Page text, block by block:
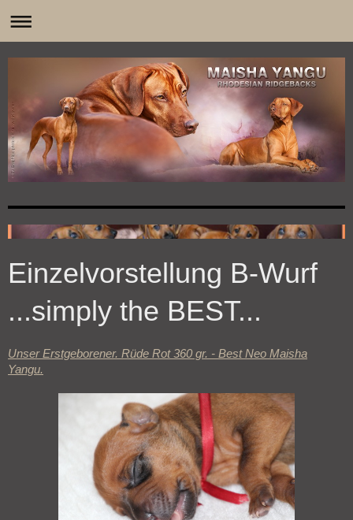
Einzelvorstellung B-Wurf
...simply the BEST...
Unser Erstgeborener. Rüde Rot 360 gr. - Best Neo Maisha
Yangu.